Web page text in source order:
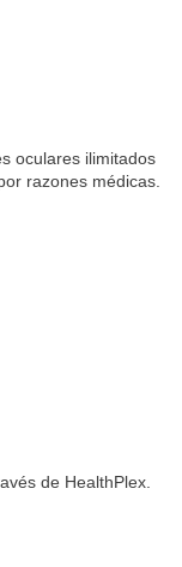
oculares ilimitados
razones médicas.
de HealthPlex.​